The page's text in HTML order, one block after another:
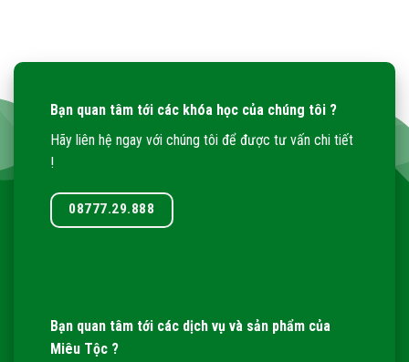
Bạn quan tâm tới các khóa học của chúng tôi ?
Hãy liên hệ ngay với chúng tôi để được tư vấn chi tiết
!
08777.29.888
Bạn quan tâm tới các dịch vụ và sản phẩm của
Miêu Tộc ?